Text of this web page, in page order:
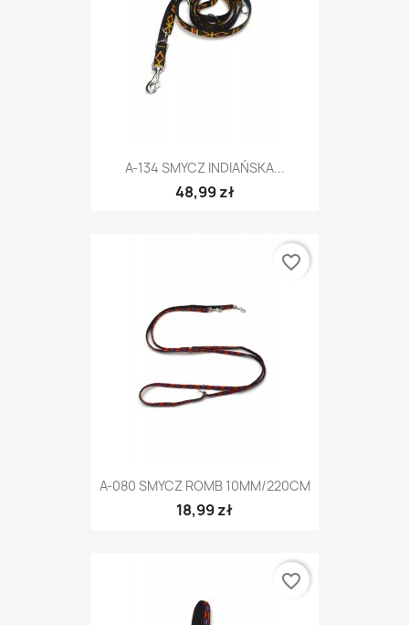
A-134 SMYCZ INDIAŃSKA...
48,99 zł
A-080 SMYCZ ROMB 10MM/220CM
18,99 zł
favorite_border
favorite_border